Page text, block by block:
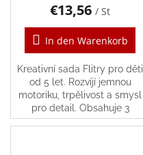
€13,56 / St
In den Warenkorb
Kreativní sada Flitry pro děti
od 5 let. Rozvíjí jemnou
motoriku, trpělivost a smysl
pro detail. Obsahuje 3
samolepicí obrázky.